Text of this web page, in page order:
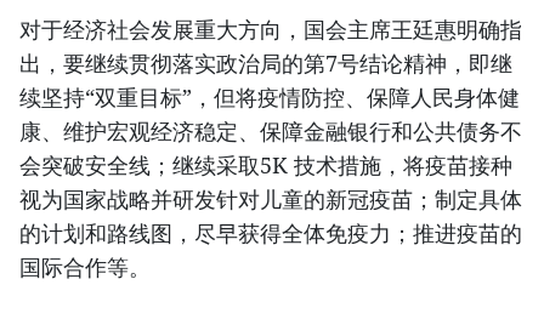
对于经济社会发展重大方向，国会主席王廷惠明确指
出，要继续贯彻落实政治局的第7号结论精神，即继
续坚持“双重目标”，但将疫情防控、保障人民身体健
康、维护宏观经济稳定、保障金融银行和公共债务不
会突破安全线；继续采取5K 技术措施，将疫苗接种
视为国家战略并研发针对儿童的新冠疫苗；制定具体
的计划和路线图，尽早获得全体免疫力；推进疫苗的
国际合作等。